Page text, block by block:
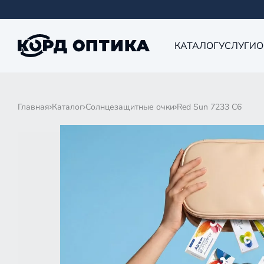
КАТАЛОГУСЛУГИ
Главная Каталог Солнцезащитные очки Red Sun 7233 C6